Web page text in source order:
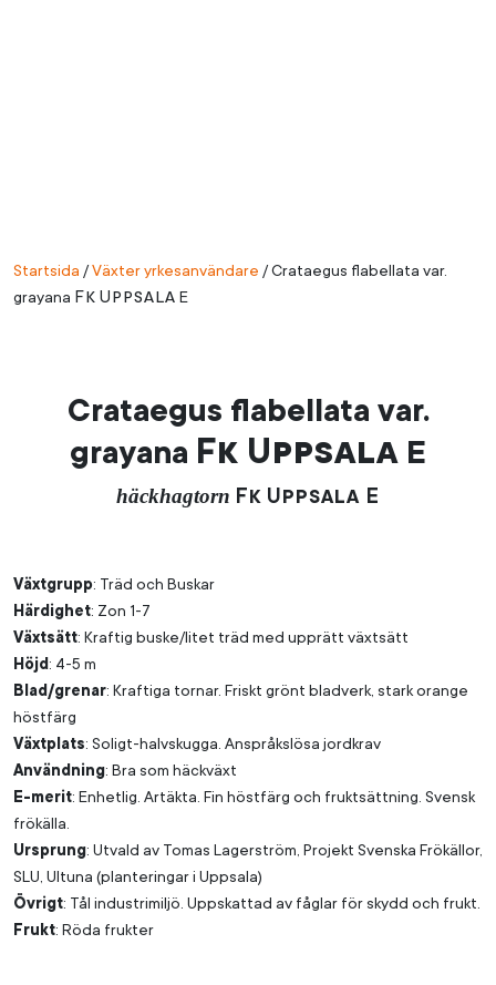
Startsida /Växter yrkesanvändare /Crataegus flabellata var.
grayana Fk Uppsala E
Crataegus flabellata var.
grayana Fk Uppsala E
häckhagtorn Fk Uppsala E
Växtgrupp: Träd och Buskar
Härdighet: Zon 1-7
Växtsätt: Kraftig buske/litet träd med upprätt växtsätt
Höjd: 4-5 m
Blad/grenar: Kraftiga tornar. Friskt grönt bladverk, stark orange
höstfärg
Växtplats: Soligt-halvskugga. Anspråkslösa jordkrav
Användning: Bra som häckväxt
E-merit: Enhetlig. Artäkta. Fin höstfärg och fruktsättning. Svensk
frökälla.
Ursprung: Utvald av Tomas Lagerström, Projekt Svenska Frökällor,
SLU, Ultuna (planteringar i Uppsala)
Övrigt: Tål industrimiljö. Uppskattad av fåglar för skydd och frukt.
Frukt: Röda frukter